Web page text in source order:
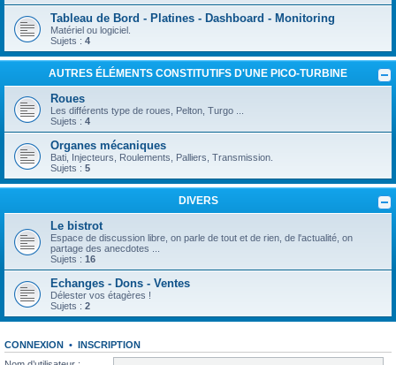
Tableau de Bord - Platines - Dashboard - Monitoring
Matériel ou logiciel.
Sujets : 4
AUTRES ÉLÉMENTS CONSTITUTIFS D'UNE PICO-TURBINE
Roues
Les différents type de roues, Pelton, Turgo ...
Sujets : 4
Organes mécaniques
Bati, Injecteurs, Roulements, Palliers, Transmission.
Sujets : 5
DIVERS
Le bistrot
Espace de discussion libre, on parle de tout et de rien, de l'actualité, on
partage des anecdotes ...
Sujets : 16
Echanges - Dons - Ventes
Délester vos étagères !
Sujets : 2
CONNEXION • INSCRIPTION